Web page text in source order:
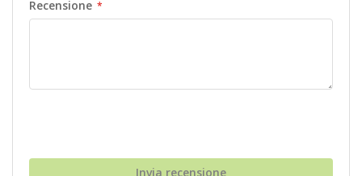
Recensione
Invia recensione